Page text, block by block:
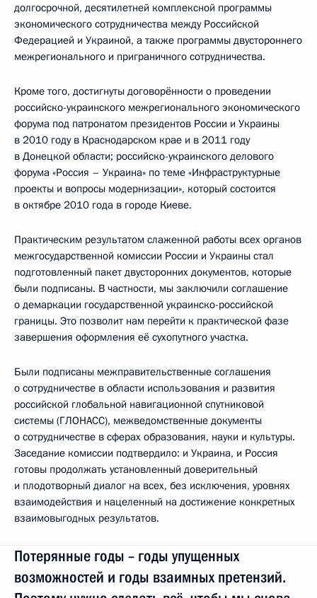
долгосрочной, десятилетней комплексной программы
экономического сотрудничества между Российской
Федерацией и Украиной, а также программы двустороннего
межрегионального и приграничного сотрудничества.
Кроме того, достигнуты договорённости о проведении
российско-украинского межрегионального экономического
форума под патронатом президентов России и Украины
в 2010 году в Краснодарском крае и в 2011 году
в Донецкой области; российско-украинского делового
форума «Россия – Украина» по теме «Инфраструктурные
проекты и вопросы модернизации», который состоится
в октябре 2010 года в городе Киеве.
Практическим результатом слаженной работы всех органов
межгосударственной комиссии России и Украины стал
подготовленный пакет двусторонних документов, которые
были подписаны. В частности, мы заключили соглашение
о демаркации государственной украинско-российской
границы. Это позволит нам перейти к практической фазе
завершения оформления её сухопутного участка.
Были подписаны межправительственные соглашения
о сотрудничестве в области использования и развития
российской глобальной навигационной спутниковой
системы (ГЛОНАСС), межведомственные документы
о сотрудничестве в сферах образования, науки и культуры.
Заседание комиссии подтвердило: и Украина, и Россия
готовы продолжать установленный доверительный
и плодотворный диалог на всех, без исключения, уровнях
взаимодействия и нацеленный на достижение конкретных
взаимовыгодных результатов.
Потерянные годы – годы упущенных
возможностей и годы взаимных претензий.